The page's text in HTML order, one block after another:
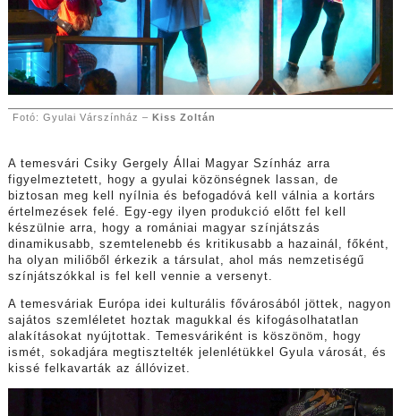
Fotó: Gyulai Várszínház – Kiss Zoltán
A temesvári Csiky Gergely Állai Magyar Színház arra
figyelmeztetett, hogy a gyulai közönségnek lassan, de
biztosan meg kell nyílnia és befogadóvá kell válnia a kortárs
értelmezések felé. Egy-egy ilyen produkció előtt fel kell
készülnie arra, hogy a romániai magyar színjátszás
dinamikusabb, szemtelenebb és kritikusabb a hazainál, főként,
ha olyan miliőből érkezik a társulat, ahol más nemzetiségű
színjátszókkal is fel kell vennie a versenyt.
A temesváriak Európa idei kulturális fővárosából jöttek, nagyon
sajátos szemléletet hoztak magukkal és kifogásolhatatlan
alakításokat nyújtottak. Temesváriként is köszönöm, hogy
ismét, sokadjára megtisztelték jelenlétükkel Gyula városát, és
kissé felkavarták az állóvizet.